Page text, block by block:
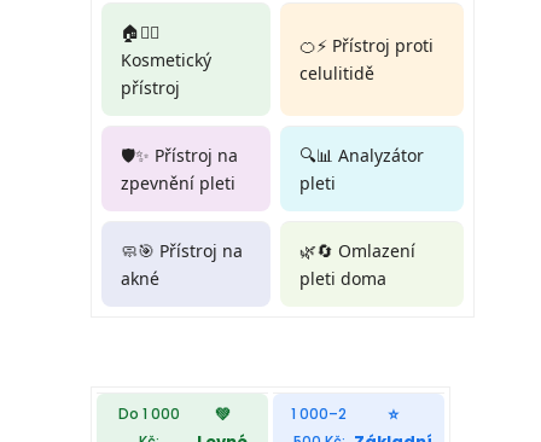
🏠💆‍♀️
Kosmetický
přístroj
🍊⚡ Přístroj proti
celulitidě
🛡️✨ Přístroj na
zpevnění pleti
🔍📊 Analyzátor
pleti
🧼🎯 Přístroj na
akné
🌿🔄 Omlazení
pleti doma
Do 1 000
💚
1 000–2
⭐